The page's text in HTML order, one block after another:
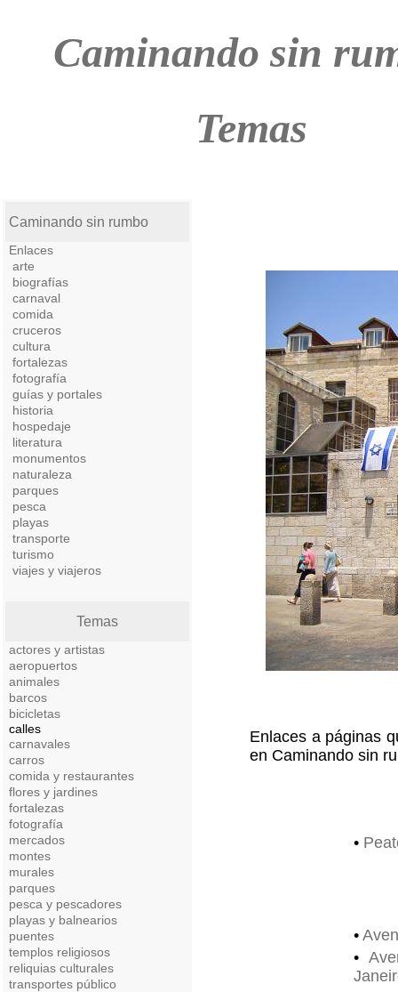
Caminando sin
Temas
Caminando sin rumbo
Enlaces
arte
biografías
carnaval
comida
cruceros
cultura
fortalezas
fotografía
guías y portales
historia
hospedaje
literatura
monumentos
naturaleza
parques
pesca
playas
transporte
turismo
viajes y viajeros
Temas
actores y artistas
aeropuertos
animales
barcos
bicicletas
calles
carnavales
carros
comida y restaurantes
flores y jardines
fortalezas
fotografía
mercados
montes
murales
parques
pesca y pescadores
playas y balnearios
puentes
templos religiosos
reliquias culturales
transportes público
Enlaces a páginas
en Caminando sin
•
•
•